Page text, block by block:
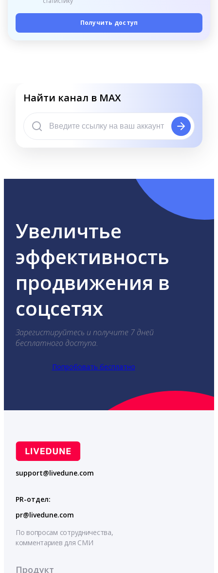
Получить доступ
Найти канал в MAX
Увеличтье
эффективность
продвижения в
соцсетях
Зарегистируйтесь и получите 7 дней
бесплатного доступа.
Попробовать бесплатно
support@livedune.com
PR-отдел:
pr@livedune.com
По вопросам сотрудничества,
комментариев для СМИ
Продукт